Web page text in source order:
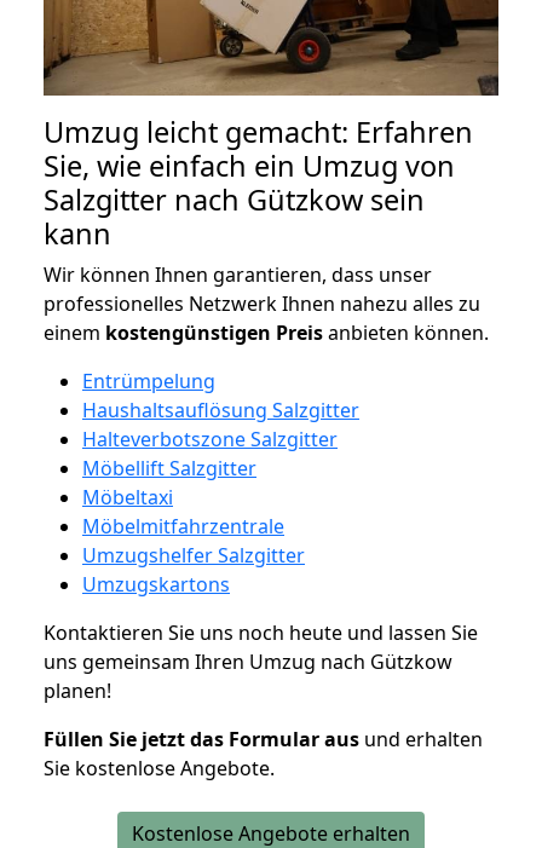
Umzug leicht gemacht: Erfahren
Sie, wie einfach ein Umzug von
Salzgitter nach Gützkow sein
kann
Wir können Ihnen garantieren, dass unser
professionelles Netzwerk Ihnen nahezu alles zu
einem kostengünstigen Preisanbieten können.
Entrümpelung
Haushaltsauflösung Salzgitter
Halteverbotszone Salzgitter
Möbellift Salzgitter
Möbeltaxi
Möbelmitfahrzentrale
Umzugshelfer Salzgitter
Umzugskartons
Kontaktieren Sie uns noch heute und lassen Sie
uns gemeinsam Ihren Umzug nach Gützkow
planen!
Füllen Sie jetzt das Formular aus und erhalten
Sie kostenlose Angebote.
Kostenlose Angebote erhalten